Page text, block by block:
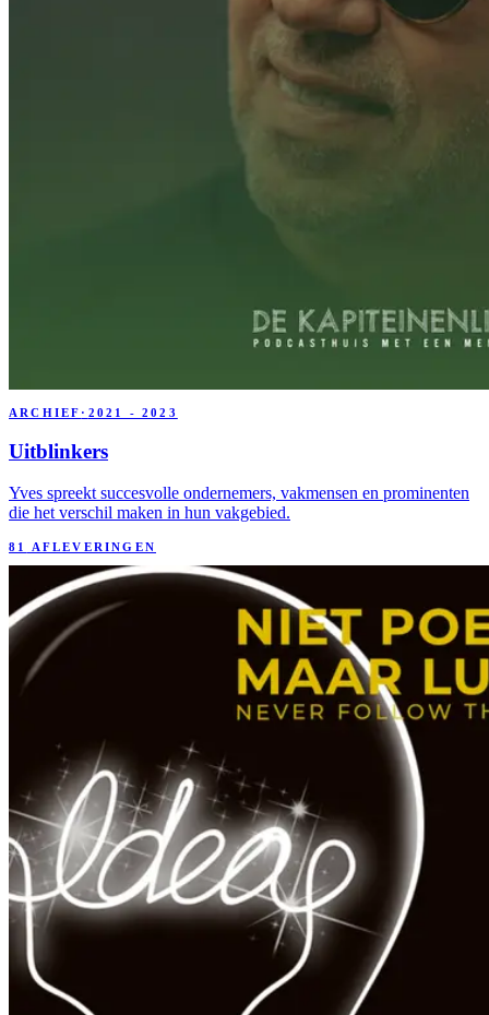
ARCHIEF · 2021 - 2023
Uitblinkers
Yves spreekt succesvolle ondernemers, vakmensen en prominenten
die het verschil maken in hun vakgebied.
81 AFLEVERINGEN